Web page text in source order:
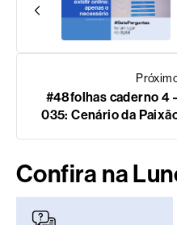
#48folhas caderno 4
035: Cenário da
Confira na